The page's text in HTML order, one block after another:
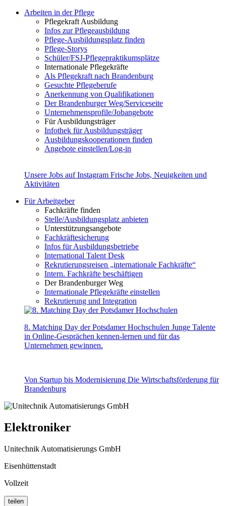
Arbeiten in der Pflege
Pflegekraft Ausbildung
Infos zur Pflegeausbildung
Pflege-Ausbildungsplatz finden
Pflege-Storys
Schüler/FSJ-Pflegepraktikumsplätze
Internationale Pflegekräfte
Als Pflegekraft nach Brandenburg
Gesuchte Pflegeberufe
Anerkennung von Qualifikationen
Der Brandenburger Weg/Serviceseite
Unternehmensprofile/Jobangebote
Für Ausbildungsträger
Infothek für Ausbildungsträger
Ausbildungskooperationen finden
Angebote einstellen/Log-in
Unsere Jobs auf Instagram Frische Jobs, Neuigkeiten und
Aktivitäten
Für Arbeitgeber
Fachkräfte finden
Stelle/Ausbildungsplatz anbieten
Unterstützungsangebote
Fachkräftesicherung
Infos für Ausbildungsbetriebe
International Talent Desk
Rekrutierungsreisen „internationale Fachkräfte“
Intern. Fachkräfte beschäftigen
Der Brandenburger Weg
Internationale Pflegekräfte einstellen
Rekrutierung und Integration
8. Matching Day der Potsdamer Hochschulen Junge Talente
in Online-Gesprächen kennen-lernen und für das
Unternehmen gewinnen.
Von Startup bis Modernisierung Die Wirtschaftsförderung für
Brandenburg
Elektroniker
Unitechnik Automatisierungs GmbH
Eisenhüttenstadt
Vollzeit
teilen